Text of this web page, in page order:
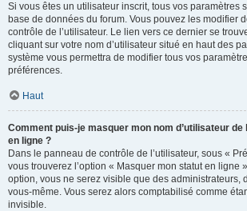
Si vous êtes un utilisateur inscrit, tous vos paramètres
base de données du forum. Vous pouvez les modifier
contrôle de l’utilisateur. Le lien vers ce dernier se
cliquant sur votre nom d’utilisateur situé en haut des
système vous permettra de modifier tous vos
préférences.
Haut
Comment puis-je masquer mon nom d’utilisateur
en ligne ?
Dans le panneau de contrôle de l’utilisateur, sous «
vous trouverez l’option « Masquer mon statut en ligne
option, vous ne serez visible que des administrateurs,
vous-même. Vous serez alors comptabilisé comme
invisible.